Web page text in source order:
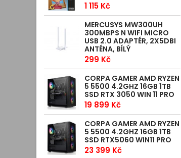
1 115 Kč
MERCUSYS MW300UH
300MBPS N WIFI MICRO
USB 2.0 ADAPTÉR, 2X5DBI
ANTÉNA, BÍLÝ
299 Kč
CORPA GAMER AMD RYZEN
5 5500 4.2GHZ 16GB 1TB
SSD RTX 3050 WIN 11 PRO
19 899 Kč
CORPA GAMER AMD RYZEN
5 5500 4.2GHZ 16GB 1TB
SSD RTX5060 WIN11 PRO
23 399 Kč